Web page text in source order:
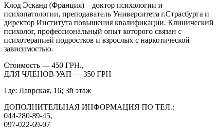
Клод Эсканд (Франция) – доктор психологии и
психопатологии, преподаватель Университета г.Страсбурга и
директор Института повышения квалификации. Клинический
психолог, профессиональный опыт которого связан с
психотерапией подростков и взрослых с наркотической
зависимостью.
Стоимость — 450 ГРН.,
ДЛЯ ЧЛЕНОВ УАП — 350 ГРН
Где: Лаврская, 16; 3й этаж
ДОПОЛНИТЕЛЬНАЯ ИНФОРМАЦИЯ ПО ТЕЛ.:
044-280-89-45,
097-022-69-07